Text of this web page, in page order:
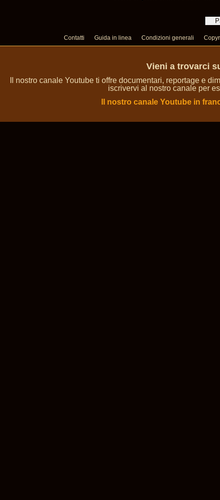
Contatti Guida in linea Condizioni generali
Vieni a trovarci
Il nostro canale Youtube ti offre documentari, reportage e
iscrivervi al nostro canale per
Il nostro canale Youtube in